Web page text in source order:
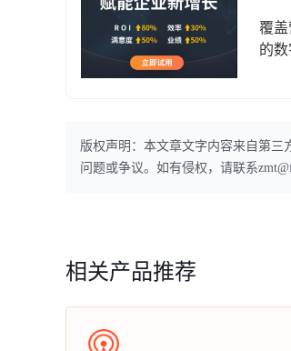
覆
的数
版权声明：本文章文字内容来自第
问题或争议。如有侵权，请联系
相关产品推荐